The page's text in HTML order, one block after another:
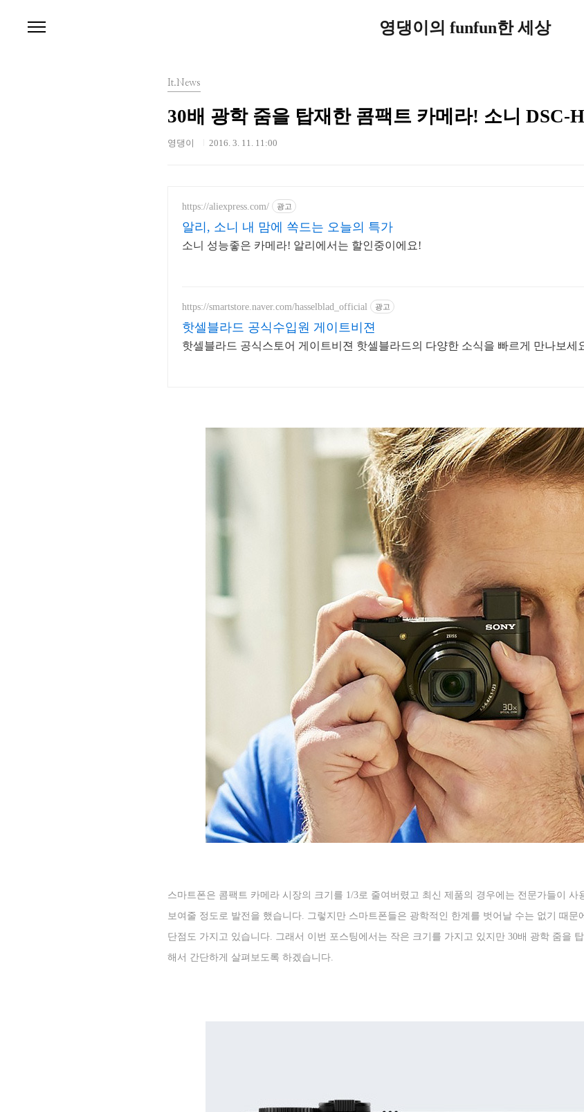
영댕이의 funfun한 세상
It.News
30배 광학 줌을 탑재한 콤팩트 카메라! 소니 DSC-
영댕이 2016. 3. 11. 11:00
https://aliexpress.com/ 광고
알리, 소니 내 맘에 쏙드는 오늘의 특가
소니 성능좋은 카메라! 알리에서는 할인중이에요!
https://smartstore.naver.com/hasselblad_official 광고
핫셀블라드 공식수입원 게이트비젼
핫셀블라드 공식스토어 게이트비젼 핫셀블라드의 다양한 소식을 빠르게 만나보세
스마트폰은 콤팩트 카메라 시장의 크기를 1/3로 줄여버렸고 최신 제품의 경우에는 전문가들이
보여줄 정도로 발전을 했습니다. 그렇지만 스마트폰들은 광학적인 한계를 벗어날 수는 없기 때
단점도 가지고 있습니다. 그래서 이번 포스팅에서는 작은 크기를 가지고 있지만 30배 광학 줌을
해서 간단하게 살펴보도록 하겠습니다.